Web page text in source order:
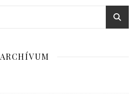
ARCHÍVUM